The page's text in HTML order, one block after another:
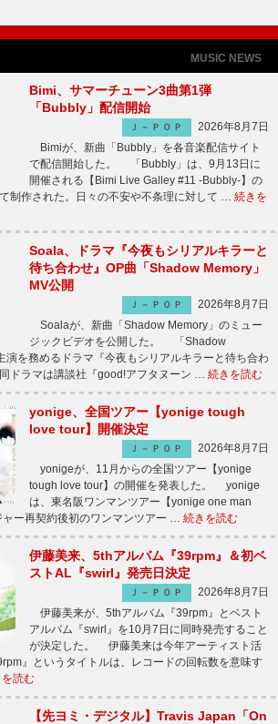
MUSIC NEWS
Bimi、サマーチューン3曲第1弾
「Bubbly」配信開始
Ｊ－ＰＯＰ
2026年8月7日
Bimiが、新曲「Bubbly」を各音楽配信サイト
で配信開始した。 「Bubbly」は、9月13日に
開催される【Bimi Live Galley #11 -Bubbly-】の
制作された。日々の不安や不条理に対して … 続きを
Soala、ドラマ『今夜もシリアルキラーと
待ち合わせ』OP曲「Shadow Memory」
MV公開
Ｊ－ＰＯＰ
2026年8月7日
Soalaが、新曲「Shadow Memory」のミュー
ジックビデオを公開した。 「Shadow
演を務めるドラマ『今夜もシリアルキラーと待ち合わ
ドラマは講談社『good!アフタヌーン … 続きを読む
yonige、全国ツアー【yonige tough
love tour】開催決定
Ｊ－ＰＯＰ
2026年8月7日
yonigeが、11月からの全国ツアー【yonige
tough love tour】の開催を発表した。 yonige
は、東名阪ワンマンツアー【yonige one man
ー再契約後初のワンマンツアー … 続きを読む
伊藤美来、5thアルバム『39rpm』＆初ベ
ストAL『swirl』発売日決定
Ｊ－ＰＯＰ
2026年8月7日
伊藤美来が、5thアルバム『39rpm』とベスト
アルバム『swirl』を10月7日に同時発売すること
が決定した。 伊藤美来は今年アーティスト活
』というタイトルは、レコードの回転数を意味す
読む
【先ヨミ・デジタル】Travis Japan「On